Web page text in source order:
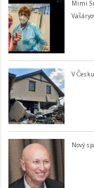
Mimi
V
Nový